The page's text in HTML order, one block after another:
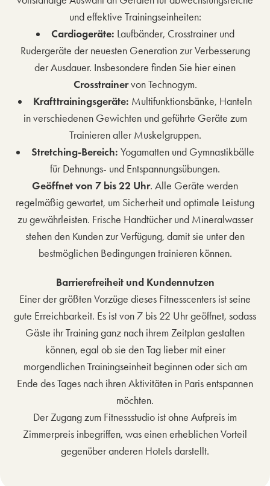
und effektive Trainingseinheiten:
Cardiogeräte: Laufbänder, Crosstrainer und
Rudergeräte der neuesten Generation zur Verbesserung
der Ausdauer. Insbesondere finden Sie hier einen
Crosstrainervon Technogym.
Krafttrainingsgeräte: Multifunktionsbänke, Hanteln
in verschiedenen Gewichten und geführte Geräte zum
Trainieren aller Muskelgruppen.
Stretching-Bereich: Yogamatten und Gymnastikbälle
für Dehnungs- und Entspannungsübungen.
Geöffnet von 7 bis 22 Uhr. Alle Geräte werden
regelmäßig gewartet, um Sicherheit und optimale Leistung
zu gewährleisten. Frische Handtücher und Mineralwasser
stehen den Kunden zur Verfügung, damit sie unter den
bestmöglichen Bedingungen trainieren können.
Barrierefreiheit und Kundennutzen
Einer der größten Vorzüge dieses Fitnesscenters ist seine
gute Erreichbarkeit. Es ist von 7 bis 22 Uhr geöffnet, sodass
Gäste ihr Training ganz nach ihrem Zeitplan gestalten
können, egal ob sie den Tag lieber mit einer
morgendlichen Trainingseinheit beginnen oder sich am
Ende des Tages nach ihren Aktivitäten in Paris entspannen
möchten.
Der Zugang zum Fitnessstudio ist ohne Aufpreis im
Zimmerpreis inbegriffen, was einen erheblichen Vorteil
gegenüber anderen Hotels darstellt.